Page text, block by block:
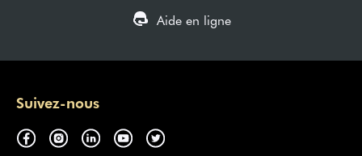
Aide en ligne
Suivez-nous